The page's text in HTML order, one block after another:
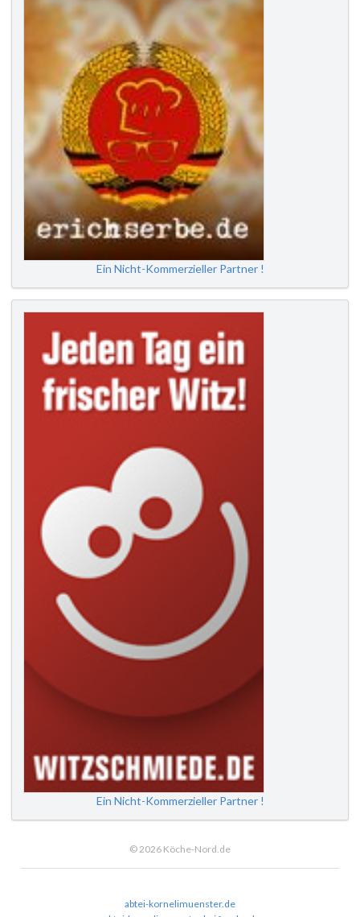
Ein Nicht-Kommerzieller Partner !
Ein Nicht-Kommerzieller Partner !
© 2026 Köche-Nord.de
abtei-kornelimuenster.de